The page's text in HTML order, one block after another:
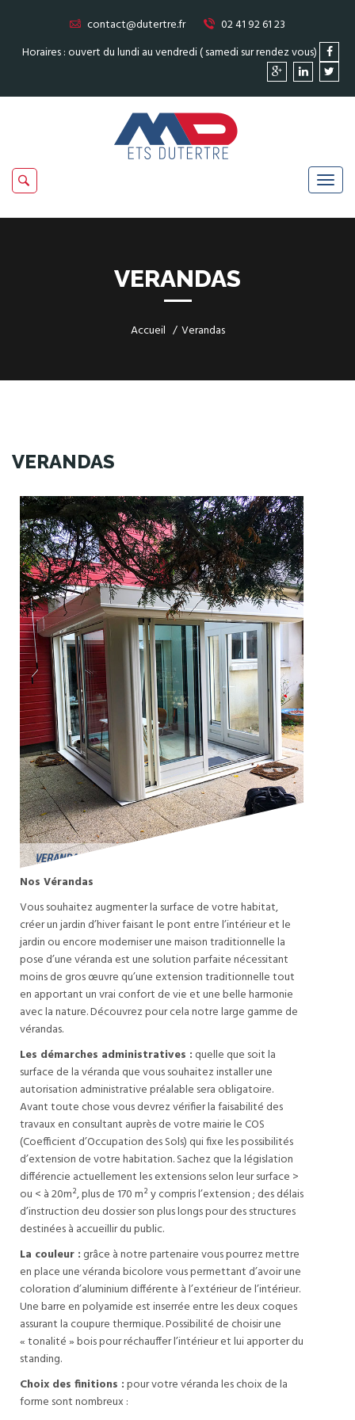
contact@dutertre.fr
02 41 92 61 23
Horaires : ouvert du lundi au vendredi ( samedi sur rendez vous)
VERANDAS
Accueil Verandas
VERANDAS
Nos Vérandas
Vous souhaitez augmenter la surface de votre habitat,
créer un jardin d’hiver faisant le pont entre l’intérieur et le
jardin ou encore moderniser une maison traditionnelle la
pose d’une véranda est une solution parfaite nécessitant
moins de gros œuvre qu’une extension traditionnelle tout
en apportant un vrai confort de vie et une belle harmonie
avec la nature. Découvrez pour cela notre large gamme de
vérandas.
Les démarches administratives : quelle que soit la
surface de la véranda que vous souhaitez installer une
autorisation administrative préalable sera obligatoire.
Avant toute chose vous devrez vérifier la faisabilité des
travaux en consultant auprès de votre mairie le COS
(Coefficient d’Occupation des Sols) qui fixe les possibilités
d’extension de votre habitation. Sachez que la législation
différencie actuellement les extensions selon leur surface >
ou < à 20m², plus de 170 m² y compris l’extension ; des délais
d’instruction deu dossier son plus longs pour des structures
destinées à accueillir du public.
La couleur : grâce à notre partenaire vous pourrez mettre
en place une véranda bicolore vous permettant d’avoir une
coloration d’aluminium différente à l’extérieur de l’intérieur.
Une barre en polyamide est inserrée entre les deux coques
assurant la coupure thermique. Possibilité de choisir une
« tonalité » bois pour réchauffer l’intérieur et lui apporter du
standing.
Choix des finitions :pour votre véranda les choix de la
forme sont nombreux :